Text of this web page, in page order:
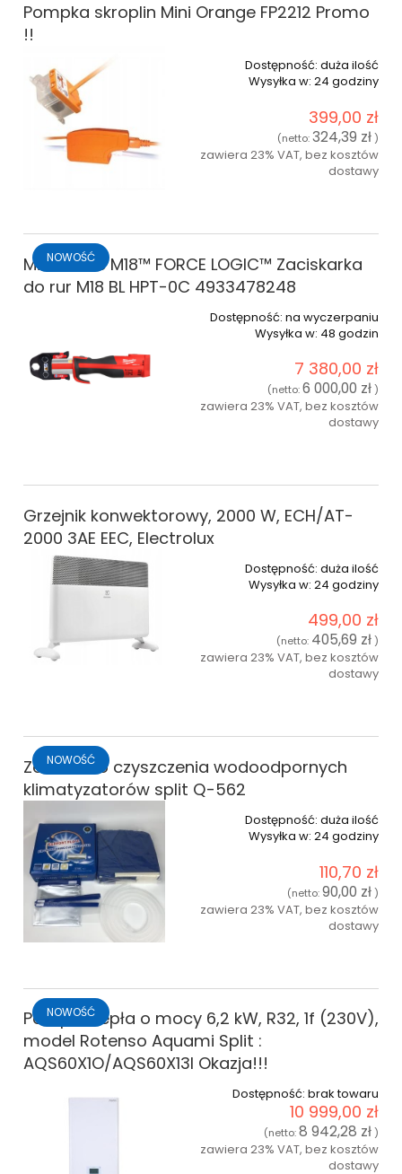
Pompka skroplin Mini Orange FP2212 Promo
!!
Dostępność: duża ilość
Wysyłka w: 24 godziny
399,00 zł
(netto:324,39 zł)
zawiera 23% VAT, bez kosztów
dostawy
Milwaukee M18™ FORCE LOGIC™ Zaciskarka
do rur M18 BL HPT-0C 4933478248
Dostępność: na wyczerpaniu
Wysyłka w: 48 godzin
7 380,00 zł
(netto:6 000,00 zł)
zawiera 23% VAT, bez kosztów
dostawy
NOWOŚĆ
Grzejnik konwektorowy, 2000 W, ECH/AT-
2000 3AE EEC, Electrolux
Dostępność: duża ilość
Wysyłka w: 24 godziny
499,00 zł
(netto: 405,69 zł)
zawiera 23% VAT, bez kosztów
dostawy
Zestaw do czyszczenia wodoodpornych
klimatyzatorów split Q-562
Dostępność: duża ilość
Wysyłka w: 24 godziny
110,70 zł
(netto:90,00 zł)
zawiera 23% VAT, bez kosztów
dostawy
NOWOŚĆ
Pompa ciepła o mocy 6,2 kW, R32, 1f (230V),
model Rotenso Aquami Split :
AQS60X1O/AQS60X13I Okazja!!!
Dostępność: brak towaru
10 999,00 zł
(netto:8 942,28 zł)
zawiera 23% VAT, bez kosztów
dostawy
NOWOŚĆ